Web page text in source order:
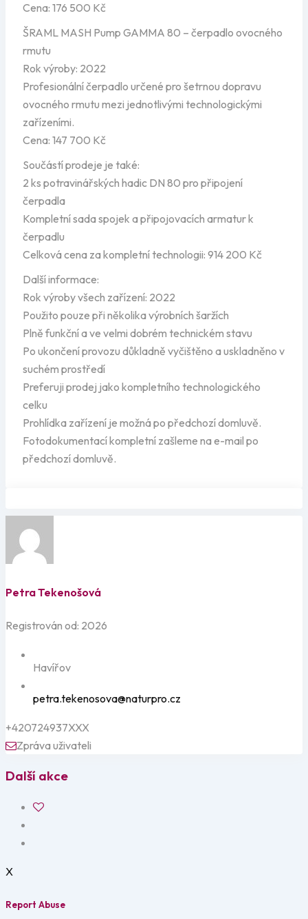
Cena: 176 500 Kč
ŠRAML MASH Pump GAMMA 80 – čerpadlo ovocného
rmutu
Rok výroby: 2022
Profesionální čerpadlo určené pro šetrnou dopravu
ovocného rmutu mezi jednotlivými technologickými
zařízeními.
Cena: 147 700 Kč
Součástí prodeje je také:
2 ks potravinářských hadic DN 80 pro připojení
čerpadla
Kompletní sada spojek a připojovacích armatur k
čerpadlu
Celková cena za kompletní technologii: 914 200 Kč
Další informace:
Rok výroby všech zařízení: 2022
Použito pouze při několika výrobních šaržích
Plně funkční a ve velmi dobrém technickém stavu
Po ukončení provozu důkladně vyčištěno a uskladněno v
suchém prostředí
Preferuji prodej jako kompletního technologického
celku
Prohlídka zařízení je možná po předchozí domluvě.
Fotodokumentací kompletní zašleme na e-mail po
předchozí domluvě.
Petra Tekenošová
Registrován od: 2026
Havířov
petra.tekenosova@naturpro.cz
+420724937XXX
Zpráva uživateli
Další akce
X
Report Abuse